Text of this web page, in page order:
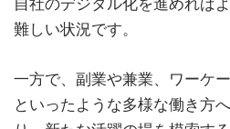
難しい状況です。
一方で、副業や兼業、ワーケ
といったような多様な働き方